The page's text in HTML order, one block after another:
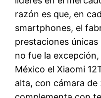
razón es que, en
smartphones, el
prestaciones
no fue la
México el Xiaomi
alta, con cámara de